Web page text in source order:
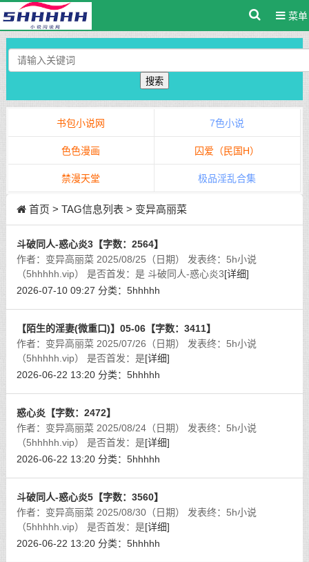
菜单
搜索
书包小说网 7色小说
色色漫画 囚爱（民国H）
禁漫天堂 极品淫乱合集
首页 > TAG信息列表 > 变异高丽菜
斗破同人-惑心炎3【字数：2564】
作者：变异高丽菜 2025/08/25（日期） 发表终：5h小说
（5hhhhh.vip） 是否首发：是 斗破同人-惑心炎3[详细]
2026-07-10 09:27 分类： 5hhhhh
【陌生的淫妻(微重口)】05-06【字数：3411】
作者：变异高丽菜 2025/07/26（日期） 发表终：5h小说
（5hhhhh.vip） 是否首发：是[详细]
2026-06-22 13:20 分类： 5hhhhh
惑心炎【字数：2472】
作者：变异高丽菜 2025/08/24（日期） 发表终：5h小说
（5hhhhh.vip） 是否首发：是[详细]
2026-06-22 13:20 分类： 5hhhhh
斗破同人-惑心炎5【字数：3560】
作者：变异高丽菜 2025/08/30（日期） 发表终：5h小说
（5hhhhh.vip） 是否首发：是[详细]
2026-06-22 13:20 分类： 5hhhhh